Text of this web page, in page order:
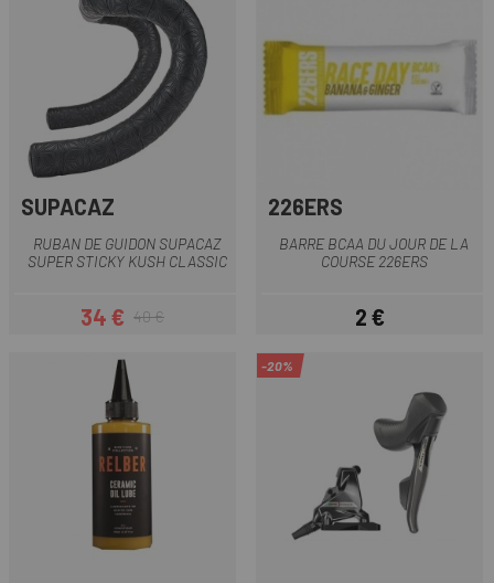
SUPACAZ
RUBAN DE GUIDON SUPACAZ
SUPER STICKY KUSH CLASSIC
Prix
34 €Prix habituel
40 €
226ERS
BARRE BCAA DU JOUR DE LA
COURSE 226ERS
Prix
2 €
-20%